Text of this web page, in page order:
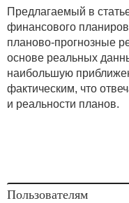
Предлагаемый в
финансового
планово-прогнозные
основе реальных
наибольшую
фактическим, что
и реальности планов.
Пользователям